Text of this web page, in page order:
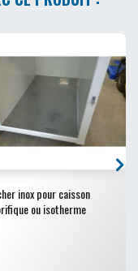
inox pour caisson
ou isotherme